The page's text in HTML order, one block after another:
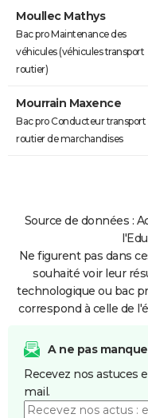
Moullec Mathys
Bac pro Maintenance des
véhicules (véhicules transport
routier)
Mourrain Maxence
Bac pro Conducteur transport
routier de marchandises
Source de données :
Ne figurent pas dans
souhaité voir leur
technologique ou bac
correspond à celle de
A ne pas
Recevez nos astuces
mail.